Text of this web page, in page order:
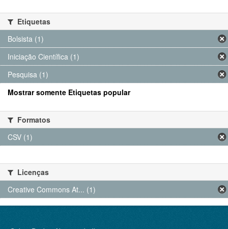
Etiquetas
Bolsista (1)
Iniciação Científica (1)
Pesquisa (1)
Mostrar somente Etiquetas popular
Formatos
CSV (1)
Licenças
Creative Commons At... (1)